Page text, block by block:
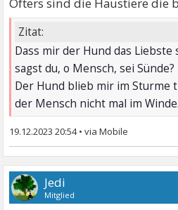
Öfters sind die Haustiere die
Zitat:
Dass mir der Hund das Liebste
sagst du, o Mensch, sei Sünde?
Der Hund blieb mir im Sturme
der Mensch nicht mal im Winde.
19.12.2023 20:54•
Jedi
Mitglied